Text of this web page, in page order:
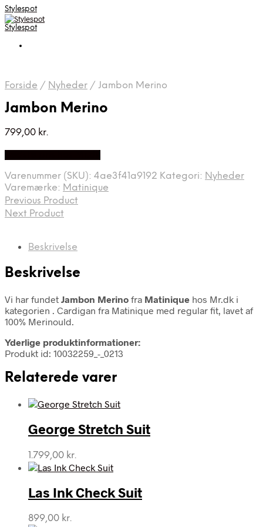
Stylespot
Stylespot
Forside / Nyheder / Jambon Merino
Jambon Merino
799,00 kr.
Varenummer (SKU): 4ae3f41a9192 Kategori: Nyheder
Varemærke: Matinique
Previous Product
Next Product
Beskrivelse
Beskrivelse
Vi har fundet Jambon Merino fra Matinique hos Mr.dk i
kategorien . Cardigan fra Matinique med regular fit, lavet af
100% Merinould.
Yderlige produktinformationer:
Produkt id: 10032259_-_0213
Relaterede varer
George Stretch Suit
1.799,00 kr.
Las Ink Check Suit
899,00 kr.